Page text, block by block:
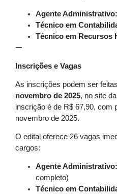
Agente Administrativo:
Técnico em
Técnico em Recursos
—
Inscrições e Vagas
As inscrições podem ser
novembro de 2025, no site
inscrição é de R$ 67,90, com
novembro de 2025.
O edital oferece 26 vagas
cargos:
Agente Administrativo:
completo)
Técnico em